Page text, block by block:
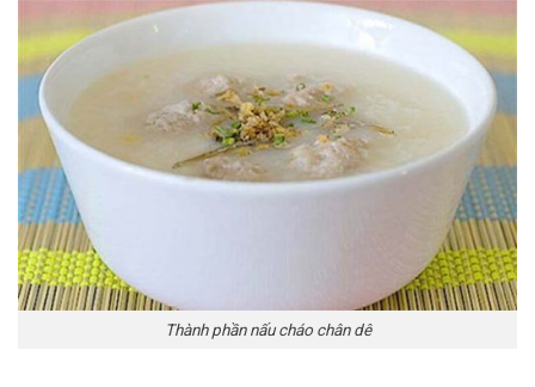
Thành phần nấu cháo chân dê